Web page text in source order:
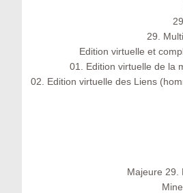
29.
Edition virtuelle et
01. Edition virtuelle de la
02. Edition virtuelle des Liens
Majeure 29.